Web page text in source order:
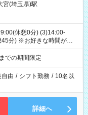
宮(埼玉県)駅
休憩0分) (3)14:00-
分) ※お好きな時間が選べ
での期間限定
自由 / シフト勤務 / 10名以
詳細へ